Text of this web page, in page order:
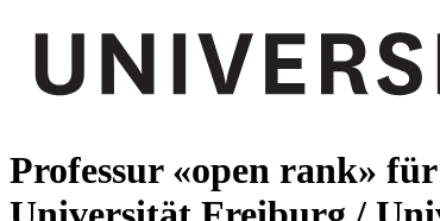
Professur «open rank»